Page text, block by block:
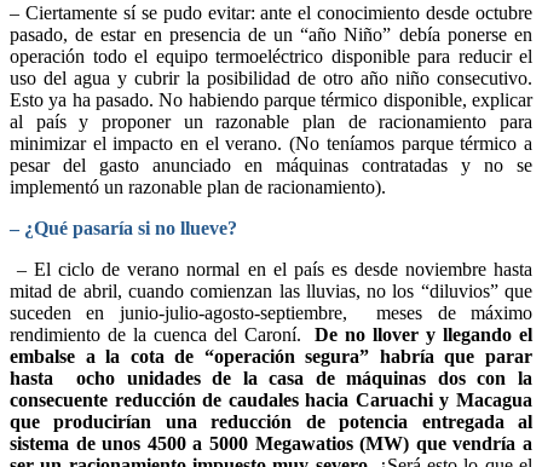
– Ciertamente sí se pudo evitar: ante el conocimiento desde octubre
pasado, de estar en presencia de un “año Niño” debía ponerse en
operación todo el equipo termoeléctrico disponible para reducir el
uso del agua y cubrir la posibilidad de otro año niño consecutivo.
Esto ya ha pasado. No habiendo parque térmico disponible, explicar
al país y proponer un razonable plan de racionamiento para
minimizar el impacto en el verano. (No teníamos parque térmico a
pesar del gasto anunciado en máquinas contratadas y no se
implementó un razonable plan de racionamiento).
– ¿Qué pasaría si no llueve?
– El ciclo de verano normal en el país es desde noviembre hasta
mitad de abril, cuando comienzan las lluvias, no los “diluvios” que
suceden en junio-julio-agosto-septiembre, meses de máximo
rendimiento de la cuenca del Caroní.De no llover y llegando el
embalse a la cota de “operación segura” habría que parar
hasta ocho unidades de la casa de máquinas dos con la
consecuente reducción de caudales hacia Caruachi y Macagua
que producirían una reducción de potencia entregada al
sistema de unos 4500 a 5000 Megawatios (MW) que vendría a